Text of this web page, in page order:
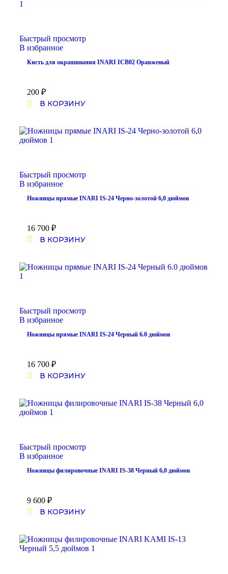
Быстрый просмотр
В избранное
Кисть для окрашивания INARI ICB02 Оранжевый
200 ₽
В КОРЗИНУ
Быстрый просмотр
В избранное
Ножницы прямые INARI IS-24 Черно-золотой 6,0 дюймов
16 700 ₽
В КОРЗИНУ
Быстрый просмотр
В избранное
Ножницы прямые INARI IS-24 Черный 6.0 дюймов
16 700 ₽
В КОРЗИНУ
Быстрый просмотр
В избранное
Ножницы филировочные INARI IS-38 Черный 6,0 дюймов
9 600 ₽
В КОРЗИНУ